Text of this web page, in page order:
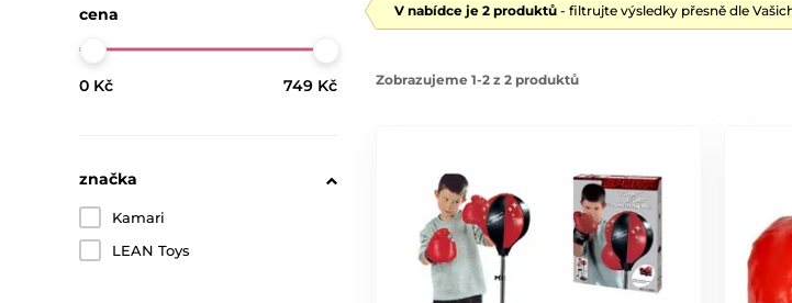
cena
0 Kč 749 Kč
značka
Kamari
LEAN Toys
V nabídce je 2 produktů - filtrujte výsledky přesně dle
Zobrazujeme 1-2 z 2 produktů